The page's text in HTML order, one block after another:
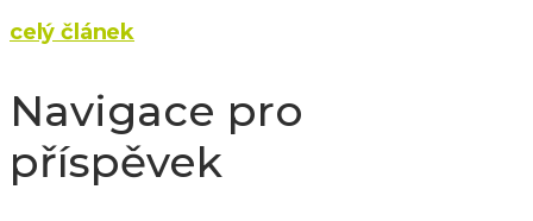
celý článek
Navigace pro
příspěvek